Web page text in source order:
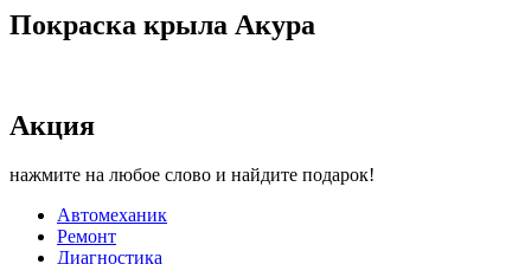
Покраска крыла Акура
Акция
нажмите на любое слово и найдите подарок!
Автомеханик
Ремонт
Диагностика